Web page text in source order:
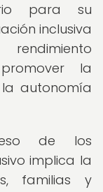
para su
inclusiva
la
autonomía
de los
implica la
familias y